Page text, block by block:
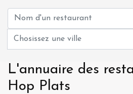
L'annuaire des
Hop Plats